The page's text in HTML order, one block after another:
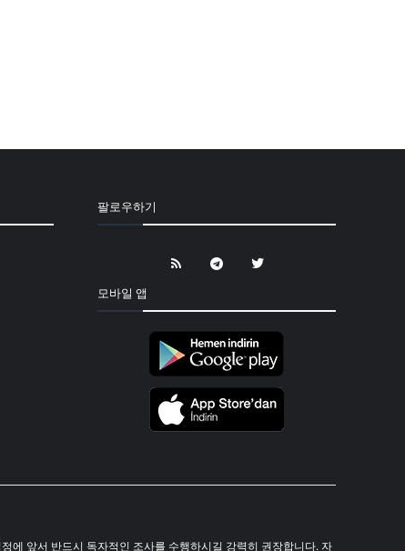
팔로우하기
모바일 앱
에 앞서 반드시 독자적인 조사를 수행하시길 강력히 권장합니다. 자